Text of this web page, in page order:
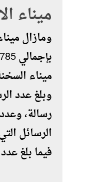
ميناء
ومازال
ميناء السخنة
فيما بلغ